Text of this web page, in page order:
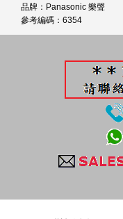
品牌：Panasonic 樂聲
參考編碼：6354